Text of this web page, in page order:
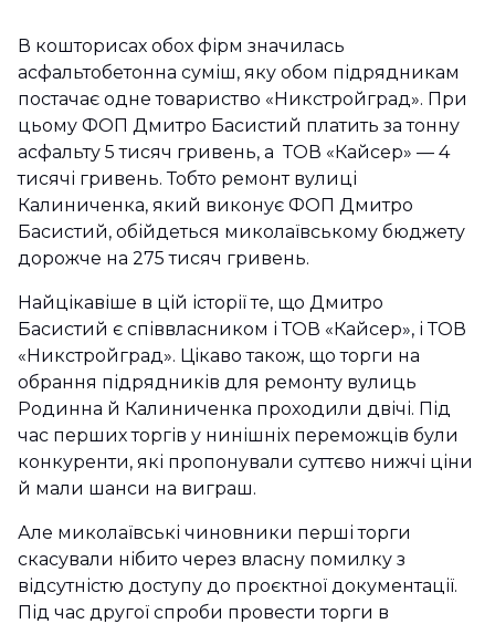
В кошторисах обох фірм значилась
асфальтобетонна суміш, яку обом підрядникам
постачає одне товариство «Никстройград». При
цьому ФОП Дмитро Басистий платить за тонну
асфальту 5 тисяч гривень, а ТОВ «Кайсер» — 4
тисячі гривень. Тобто ремонт вулиці
Калиниченка, який виконує ФОП Дмитро
Басистий, обійдеться миколаївському бюджету
дорожче на 275 тисяч гривень.
Найцікавіше в цій історії те, що Дмитро
Басистий є співвласником і ТОВ «Кайсер», і ТОВ
«Никстройград». Цікаво також, що торги на
обрання підрядників для ремонту вулиць
Родинна й Калиниченка проходили двічі. Під
час перших торгів у нинішніх переможців були
конкуренти, які пропонували суттєво нижчі ціни
й мали шанси на виграш.
Але миколаївські чиновники перші торги
скасували нібито через власну помилку з
відсутністю доступу до проєктної документації.
Під час другої спроби провести торги в